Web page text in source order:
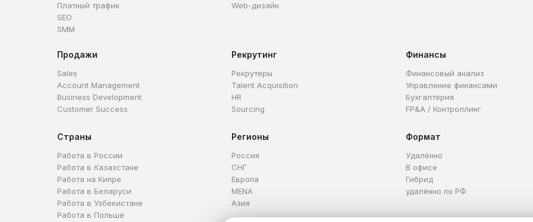
Платный трафик
SEO
SMM
Web-дизайн
Продажи
Sales
Account Management
Business Development
Customer Success
Рекрутинг
Рекрутеры
Talent Acquisition
HR
Sourcing
Финансы
Финансовый анализ
Управление финансами
Бухгалтерия
FP&A / Контроллинг
Страны
Работа в России
Работа в Казахстане
Работа на Кипре
Работа в Беларуси
Работа в Узбекистане
Работа в Польше
Регионы
Россия
СНГ
Европа
MENA
Азия
Формат
Удалённо
В офисе
Гибрид
удалённо по РФ